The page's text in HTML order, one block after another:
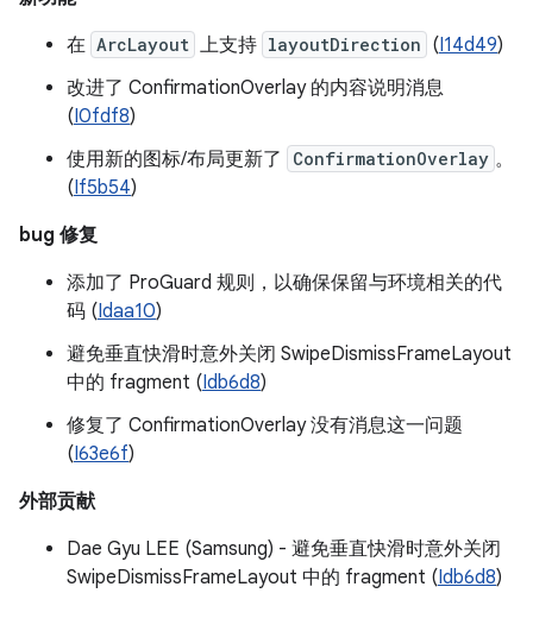
在 ArcLayout 上支持 layoutDirection (I14d49)
改进了 ConfirmationOverlay 的内容说明消息
(I0fdf8)
使用新的图标/布局更新了
ConfirmationOverlay 。
(If5b54)
bug 修复
添加了 ProGuard 规则，以确保保留与环境相关的代
码 (Idaa10)
避免垂直快滑时意外关闭 SwipeDismissFrameLayout
中的 fragment (Idb6d8)
修复了 ConfirmationOverlay 没有消息这一问题
(I63e6f)
外部贡献
Dae Gyu LEE (Samsung) - 避免垂直快滑时意外关闭
SwipeDismissFrameLayout 中的 fragment (Idb6d8)